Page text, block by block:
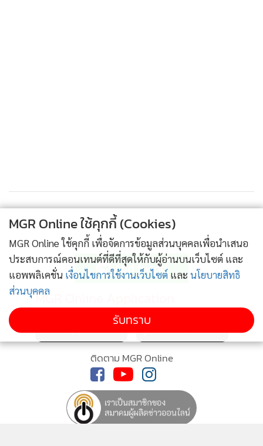
โดยมีหน่วยงานที่เกี่ยวข้องเข้าร่วมประชุม โดย พล.อ.ประวิตร ให้
สัมภาษณ์ภายหลังการประชุมว่า หลังจากนี้ จะต้องร่วมมือกับทาง
อียูว่าสิ่งใดบ้างที่เรายังทำไม่สมบูรณ์ ซึ่งเราก็ทราบแล้วว่าทางอียู
ต้องการกฎหมายที่มองว่ายังไม่เป็นไปตามหลักสากล และยังไม่
เป็นไปตามที่เขาต้องการ ตลอดจนเรื่องการติดตามเรือ การตรวจ
สอบ
"ผมมั่นใจว่าเราจะได้ใบเขียวภายใน 6 เดือนข้างหน้า ถ้าเรา
ดำเนินตามที่อียูต้องการ เพราะผมตั้งเป้าไว้ว่า 1 เดือน เราต้องมี
ความชัดเจน และ 3 เดือน การแก้ไขปัญหาเรื่องดังกล่าวต้องจบ
ส่วนกรณีที่อียูจะเดินทางมาตรวจสอบความคืบหน้าในเดือน
พ.ค.นี้ เรามีความชัดเจนในการแก้ปัญหาเตรียมให้เขาดูแล้ว ซึ่ง
ผมไม่หนักใจอะไร เราพร้อมให้ความร่วมมือกับอียูทุกเรื่อง"
พล.อ.ประวิตร กล่าว
ติดตามข่าวสารผ่านทาง LINE
MGR Online Application
ติดตาม MGR Online
MGR Online ใช้คุกกี้ (Cookies)
MGR Online ใช้คุกกี้ เพื่อจัดการข้อมูลส่วนบุคคลเพื่อนำเสนอ
ประสบการณ์คอนเทนต์ที่ดีที่สุดให้กับผู้อ่านบนเว็บไซต์ และ
แอพพลิเคชั่น เงื่อนไขการใช้งานเว็บไซต์ และ นโยบายสิทธิ
ส่วนบุคคล
รับทราบ